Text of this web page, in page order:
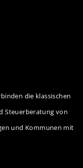
die klassischen
Steuerberatung von
und Kommunen mit